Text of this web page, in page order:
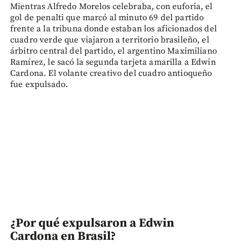
Mientras Alfredo Morelos celebraba, con euforia, el
gol de penalti que marcó al minuto 69 del partido
frente a la tribuna donde estaban los aficionados del
cuadro verde que viajaron a territorio brasileño, el
árbitro central del partido, el argentino Maximiliano
Ramírez, le sacó la segunda tarjeta amarilla a Edwin
Cardona. El volante creativo del cuadro antioqueño
fue expulsado.
¿Por qué expulsaron a Edwin
Cardona en Brasil?